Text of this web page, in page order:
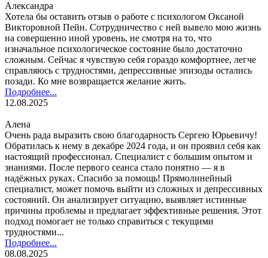
Александра
Хотела бы оставить отзыв о работе с психологом Оксаной
Викторовной Пейн. Сотрудничество с ней вывело мою жизнь
на совершенно иной уровень, не смотря на то, что
изначальное психологическое состояние было достаточно
сложным. Сейчас я чувствую себя гораздо комфортнее, легче
справляюсь с трудностями, депрессивные эпизоды остались
позади. Ко мне возвращается желание жить.
Подробнее...
12.08.2025
Алена
Очень рада выразить свою благодарность Сергею Юрьевичу!
Обратилась к нему в декабре 2024 года, и он проявил себя как
настоящий профессионал. Специалист с большим опытом и
знаниями. После первого сеанса стало понятно — я в
надёжных руках. Спасибо за помощь! Прямолинейный
специалист, может помочь выйти из сложных и депрессивных
состояний. Он анализирует ситуацию, выявляет истинные
причины проблемы и предлагает эффективные решения. Этот
подход помогает не только справиться с текущими
трудностями...
Подробнее...
08.08.2025